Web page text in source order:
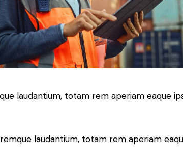
laudantium, totam rem aperiam eaque
laudantium, totam rem aperiam